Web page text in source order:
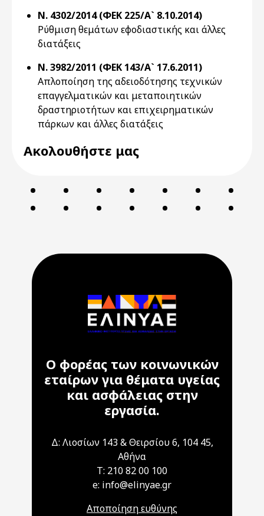
Ν. 4302/2014 (ΦΕΚ 225/Α` 8.10.2014)
Ρύθμιση θεμάτων εφοδιαστικής και άλλες
διατάξεις
Ν. 3982/2011 (ΦΕΚ 143/Α` 17.6.2011)
Απλοποίηση της αδειοδότησης τεχνικών
επαγγελματικών και μεταποιητικών
δραστηριοτήτων και επιχειρηματικών
πάρκων και άλλες διατάξεις
Ακολουθήστε μας
Ο φορέας των κοινωνικών
εταίρων για θέματα υγείας
και ασφάλειας στην
εργασία.
Δ: Λιοσίων 143 & Θειρσίου 6, 104 45,
Αθήνα
T: 210 82 00 100
e: info@elinyae.gr
Αποποίηση ευθύνης